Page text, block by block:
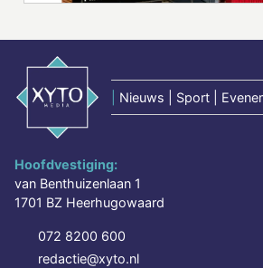
Nieuws | Sport |
Hoofdvestiging:
van Benthuizenlaan 1
1701 BZ Heerhugowaard
072 8200 600
redactie@xyto.nl